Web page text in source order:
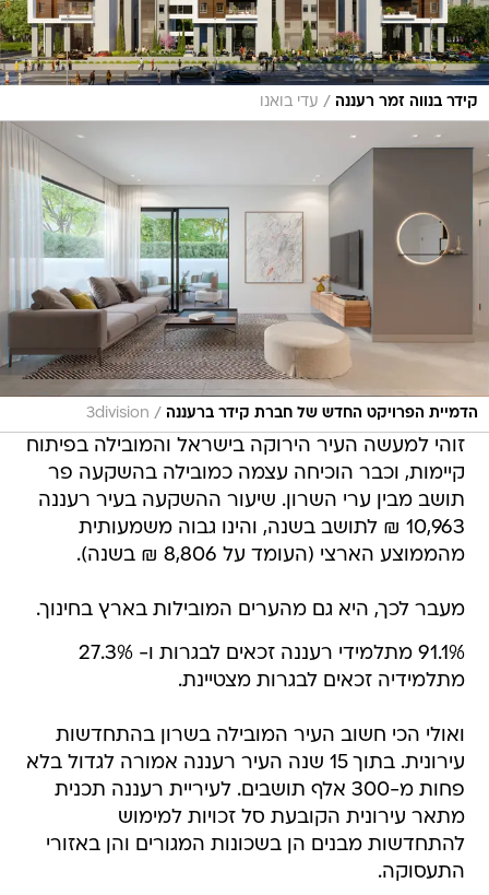
קידר בנווה זמר רעננה / עדי בואנו
הדמיית הפרויקט החדש של חברת קידר ברעננה /
3division
זוהי למעשה העיר הירוקה בישראל והמובילה בפיתוח
קיימות, וכבר הוכיחה עצמה כמובילה בהשקעה פר
תושב מבין ערי השרון. שיעור ההשקעה בעיר רעננה
10,963 ₪ לתושב בשנה, והינו גבוה משמעותית
מהממוצע הארצי (העומד על 8,806 ₪ בשנה).
מעבר לכך, היא גם מהערים המובילות בארץ בחינוך.
91.1% מתלמידי רעננה זכאים לבגרות ו- 27.3%
מתלמידיה זכאים לבגרות מצטיינת.
ואולי הכי חשוב העיר המובילה בשרון בהתחדשות
עירונית. בתוך 15 שנה העיר רעננה אמורה לגדול בלא
פחות מ-300 אלף תושבים. לעיריית רעננה תכנית
מתאר עירונית הקובעת סל זכויות למימוש
להתחדשות מבנים הן בשכונות המגורים והן באזורי
התעסוקה.